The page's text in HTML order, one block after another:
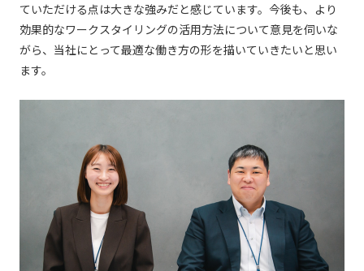
ていただける点は大きな強みだと感じています。今後も、より
効果的なワークスタイリングの活用方法について意見を伺いな
がら、当社にとって最適な働き方の形を描いていきたいと思い
ます。